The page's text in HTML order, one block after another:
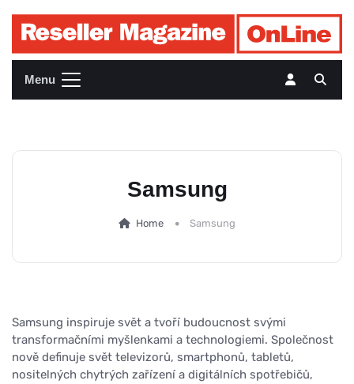
Menu
Samsung
Home Samsung
Samsung inspiruje svět a tvoří budoucnost svými
transformačními myšlenkami a technologiemi. Společnost
nově definuje svět televizorů, smartphonů, tabletů,
nositelných chytrých zařízení a digitálních spotřebičů,